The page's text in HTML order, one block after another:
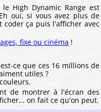
High Dynamic Range est
oui, si vous avez plus de
coder ça puis l'afficher avec
fixe ou cinéma !
ce que ces 16 millions de
utiles ?
de montrer à l'écran des
on fait ce qu'on peut.